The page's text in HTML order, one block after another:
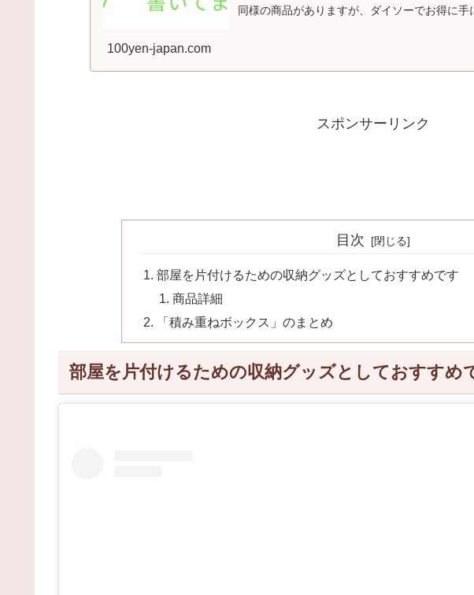
同様の商品がありますが、ダイソーでお得に手
100yen-japan.com
スポンサーリンク
目次
部屋を片付けるための収納グッズとしておすすめです
商品詳細
「積み重ねボックス」のまとめ
部屋を片付けるための収納グッズとしておすすめ